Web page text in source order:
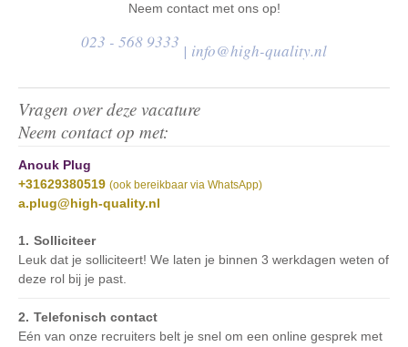
Vragen over deze vacature
Neem contact op met:
Anouk Plug
+31629380519 (ook bereikbaar via WhatsApp)
a.plug@high-quality.nl
Solliciteer
Leuk dat je solliciteert! We laten je binnen 3 werkdagen weten of
deze rol bij je past.
Telefonisch contact
Eén van onze recruiters belt je snel om een online gesprek met
Neem contact met ons op!
023 - 568 9333 | info@high-quality.nl